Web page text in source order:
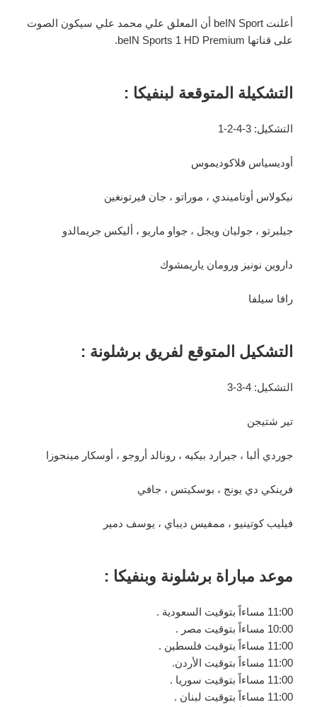
أعلنت beIN Sport أن المعلق علي محمد علي سيكون الصوت
على قناتها beIN Sports 1 HD Premium.
التشكيلة المتوقعة لبنفيكا :
التشكيل: 3-4-2-1
أوديسياس فلاكوديموس
نيكولاس أوتاميندي ، موراتو ، جان فيرتونغين
جيلبرتو ، جوليان ويجل ، جواو ماريو ، أليكس جريمالدو
داروين نونيز ورومان ياريمشوك
رافا سيلفا
التشكيل المتوقع لفريق برشلونة :
التشكيل: 4-3-3
تير شتيجن
جوردي ألبا ، جيرارد بيكيه ، رونالد أروجو ، أوسكار مينجوزا
فرينكي دي يونج ، بوسكيتس ، جافي
فيليب كوتينيو ، ممفيس ديباي ، يوسف دمير
موعد مباراة برشلونة وبنفيكا :
11:00 مساءاً بتوقيت السعودية .
10:00 مساءاً بتوقيت مصر .
11:00 مساءاً بتوقيت فلسطين .
11:00 مساءاً بتوقيت الأردن.
11:00 مساءاً بتوقيت سوريا .
11:00 مساءاً بتوقيت لبنان .